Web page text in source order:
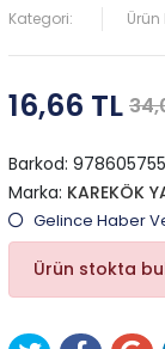
Kategori: Ürün
16,66 TL
Barkod:
Marka: KAREKÖK
Gelince Haber
Ürün stokta